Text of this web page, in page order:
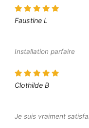
Faustine L
Installation parfaire
Clothilde B
Je suis vraiment